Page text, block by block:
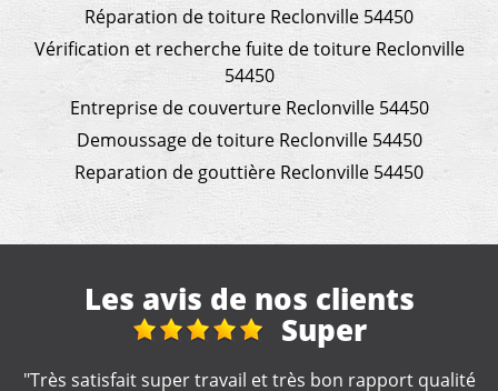
Réparation de toiture Reclonville 54450
Vérification et recherche fuite de toiture Reclonville
54450
Entreprise de couverture Reclonville 54450
Demoussage de toiture Reclonville 54450
Reparation de gouttière Reclonville 54450
Les avis de nos clients
Super
"Très satisfait super travail et très bon rapport qualité